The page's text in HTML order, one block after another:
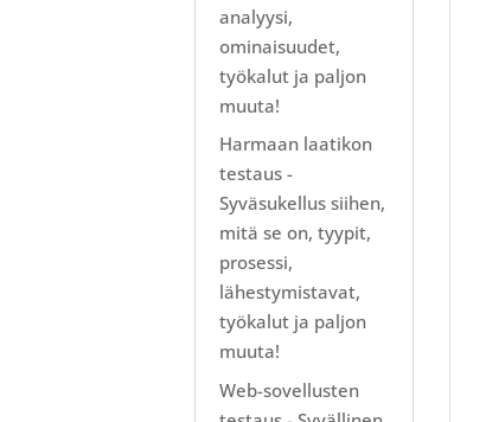
analyysi,
ominaisuudet,
työkalut ja paljon
muuta!
Harmaan laatikon
testaus -
Syväsukellus siihen,
mitä se on, tyypit,
prosessi,
lähestymistavat,
työkalut ja paljon
muuta!
Web-sovellusten